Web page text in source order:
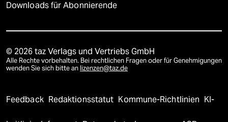
Downloads für Abonnierende
© 2026 taz Verlags und Vertriebs GmbH
Alle Rechte vorbehalten. Bei rechtlichen Fragen oder für Genehmigungen
wenden Sie sich bitte an lizenzen@taz.de
Feedback Redaktionsstatut Kommune-Richtlinien KI-